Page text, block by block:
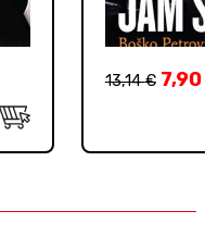
13,14€ 7,90